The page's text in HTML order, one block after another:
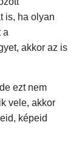
is, ha olyan
a
akkor az is
ezt nem
vele, akkor
képeid